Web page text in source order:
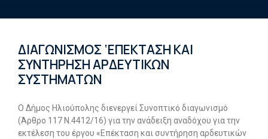
ΔΙΑΓΩΝΙΣΜΟΣ ‘ΕΠΕΚΤΑΣΗ ΚΑΙ
ΣΥΝΤΗΡΗΣΗ ΑΡΔΕΥΤΙΚΩΝ
ΣΥΣΤΗΜΑΤΩΝ
Ο Δήμος Ηλιούπολης διενεργεί Συνοπτικό διαγωνισμό
(Άρθρο 117 Ν.4412/16) για την ανάδειξη αναδόχου για την
εκτέλεση του έργου «Επέκταση και συντήρηση αρδευτικών